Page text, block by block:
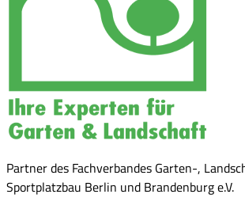
Partner des Fachverbandes Garten-,
Sportplatzbau Berlin und Brandenburg e.V.